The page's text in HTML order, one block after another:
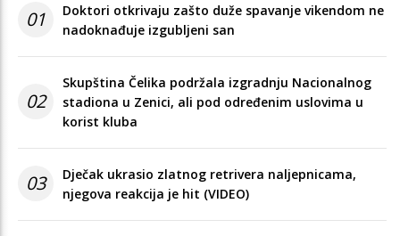
01
Doktori otkrivaju zašto duže spavanje vikendom ne
nadoknađuje izgubljeni san
02
Skupština Čelika podržala izgradnju Nacionalnog
stadiona u Zenici, ali pod određenim uslovima u
korist kluba
03
Dječak ukrasio zlatnog retrivera naljepnicama,
njegova reakcija je hit (VIDEO)